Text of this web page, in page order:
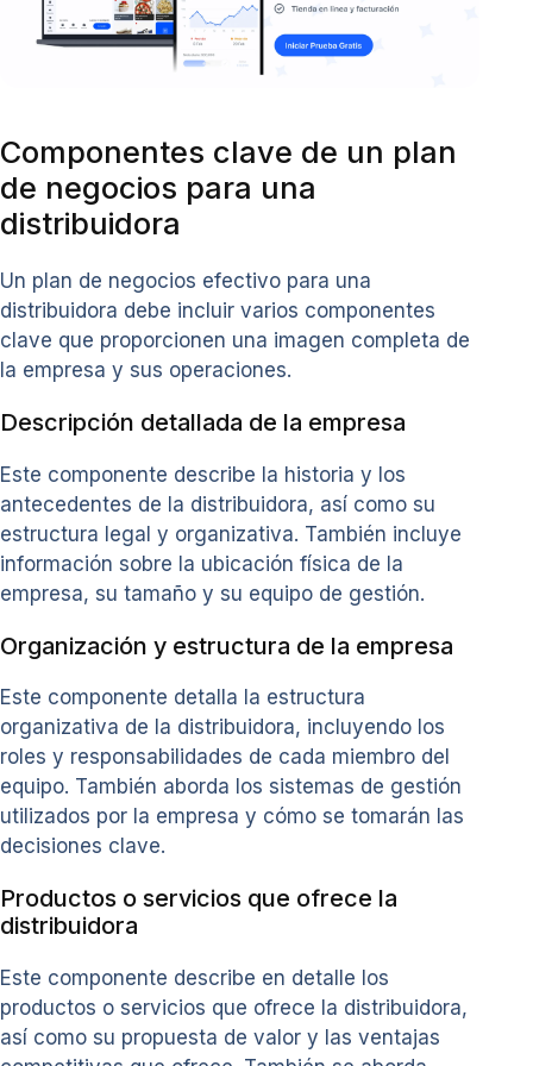
Componentes clave de un plan
de negocios para una
distribuidora
Un plan de negocios efectivo para una
distribuidora debe incluir varios componentes
clave que proporcionen una imagen completa de
la empresa y sus operaciones.
Descripción detallada de la empresa
Este componente describe la historia y los
antecedentes de la distribuidora, así como su
estructura legal y organizativa. También incluye
información sobre la ubicación física de la
empresa, su tamaño y su equipo de gestión.
Organización y estructura de la empresa
Este componente detalla la estructura
organizativa de la distribuidora, incluyendo los
roles y responsabilidades de cada miembro del
equipo. También aborda los sistemas de gestión
utilizados por la empresa y cómo se tomarán las
decisiones clave.
Productos o servicios que ofrece la
distribuidora
Este componente describe en detalle los
productos o servicios que ofrece la distribuidora,
así como su propuesta de valor y las ventajas